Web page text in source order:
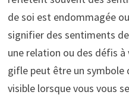
de soi est endommagée
signifier des sentiments
une relation ou des défis
gifle peut être un symbole
visible lorsque vous vous